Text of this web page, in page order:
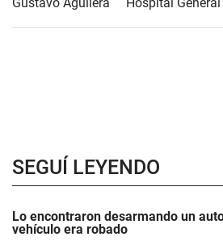
Gustavo Aguilera
Hospital
SEGUÍ LEYENDO
Lo encontraron desarmando un
vehículo era robado